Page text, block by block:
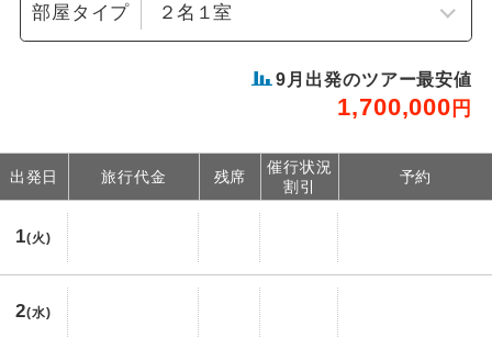
部屋タイプ
9 月出発のツアー最安値
1,700,000 円
出発日 旅行代金 残席
催行状況
割引
予約
1(火)
2(水)